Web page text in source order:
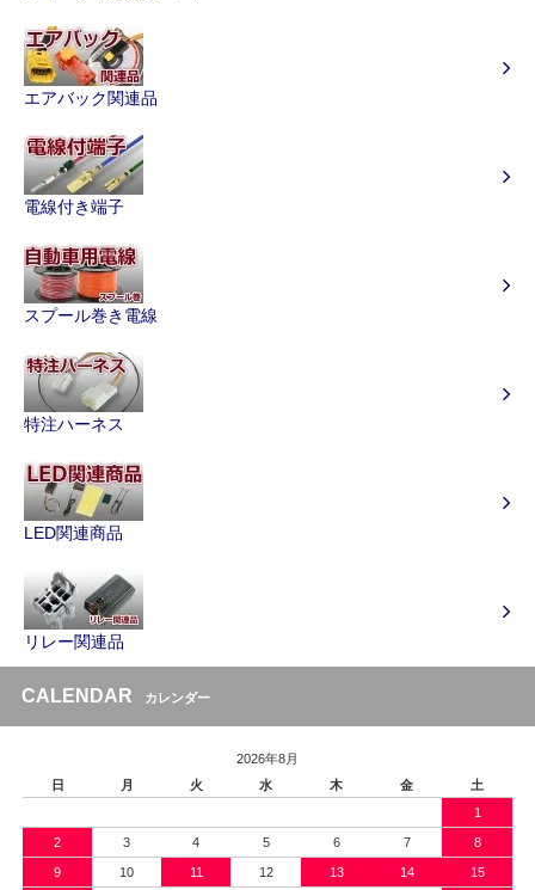
エアバック関連品
電線付き端子
スプール巻き電線
特注ハーネス
LED関連商品
リレー関連品
CALENDAR カレンダー
2026年8月
日
月 火 水 木 金
土
1
2 3 4 5 6 7 8
9 10 11 12 13 14 15